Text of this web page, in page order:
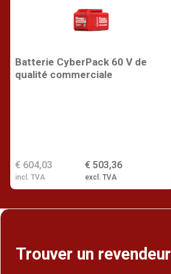
Batterie CyberPack 60 V de
qualité commerciale
€ 503,36
excl. TVA
€ 604,03
incl. TVA
Trouver un revendeur